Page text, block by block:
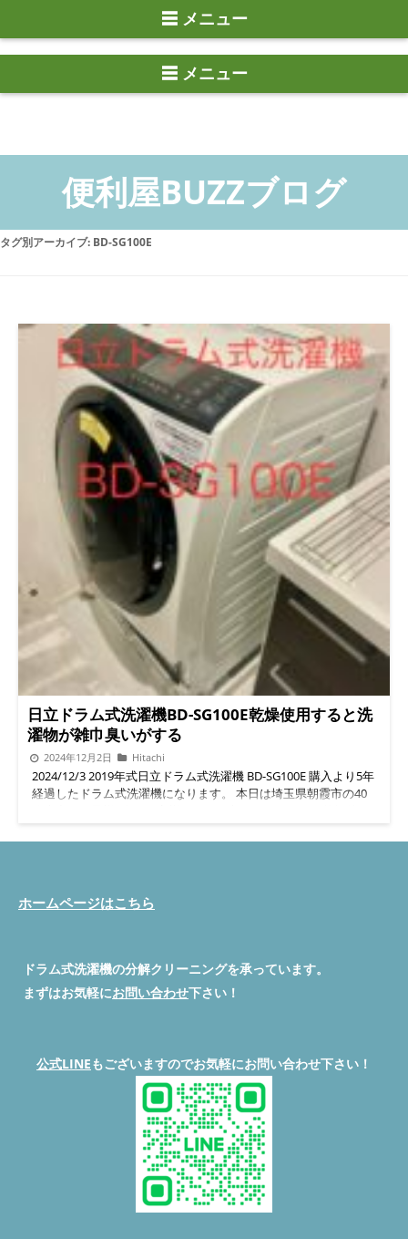
☰ メニュー
タグ別アーカイブ: BD-SG100E
日立ドラム式洗濯機BD-SG100E乾燥使用すると洗
濯物が雑巾臭いがする
2024年12月2日 Hitachi
2024/12/3 2019年式日立ドラム式洗濯機 BD-SG100E 購入より5年
経過したドラム式洗濯機になります。 本日は埼玉県朝霞市の40
んよりご相談を受けて、予約から4日後に日程調整が出来ました
濯機でお困りの事ありましたら、関東全域で対応致しますのでお
気軽にお問合せ下さい。 ◉脱水カバー清掃前の汚れの状態になり
繁殖)する事で乾燥時に衣類に臭いが付いています。 ◉脱水カバー
清掃後の状態になります。 ・脱水カバーは分解清掃をしない
と、ドラム槽クリーナーでは汚れを取る事は出来ないので、定期
を使用すると洗濯物に臭いが付く原因になってしまいます。 ◉ド
ラム槽清掃前汚れ(臭いの原因) ・ヘドロ、繊維汚れが全体的に付
着しています。 ◉ドラム槽清掃後状態になります。 ・汚れが原因
で洗濯機が不具合を起こす恐れもありますので定期的(2〜3年)に
専門業者の分解清掃が必要になります。 ◉ドラム槽清掃後 ・汚れ
も落ちてドラム槽はピカピカになりました。この状態で洗濯使用
すると、衣類に臭いが付く事は改善されます。 日立ドラム式洗
濯機の1番困ってる内容が『臭いに』なりますので、臭いが気に
なってきましたら、便利屋BUZZのドラム式洗濯機分解清掃をお
ホームページはこちら
ドラム式洗濯機の分解クリーニングを承っています。
まずはお気軽にお問い合わせ下さい！
公式LINEもございますのでお気軽にお問い合わせ下さい！